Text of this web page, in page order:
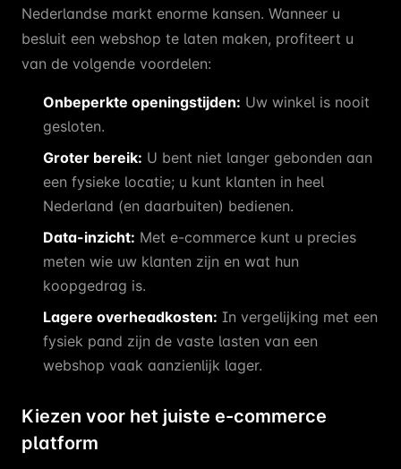
Nederlandse markt enorme kansen. Wanneer u
besluit een webshop te laten maken, profiteert u
van de volgende voordelen:
Onbeperkte openingstijden: Uw winkel is nooit
gesloten.
Groter bereik: U bent niet langer gebonden aan
een fysieke locatie; u kunt klanten in heel
Nederland (en daarbuiten) bedienen.
Data-inzicht: Met e-commerce kunt u precies
meten wie uw klanten zijn en wat hun
koopgedrag is.
Lagere overheadkosten: In vergelijking met een
fysiek pand zijn de vaste lasten van een
webshop vaak aanzienlijk lager.
Kiezen voor het juiste e-commerce
platform